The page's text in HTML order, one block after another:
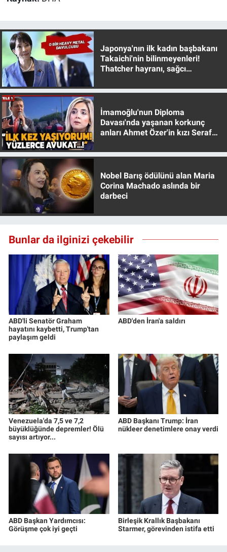
Japonya'nın ilk kadın başbakanı
Takaichi'nin bilinmeyenleri!
Thatcher hayranı, sağcı
İmamoğlu'nun Diploma
Davası'nda yaşanan korkunç
anları Ahmet Özer'in kızı Seraf
Nobel Barış ödülünü alan Maria
Corina Machado aslında bir
darbeci
Bunlar da ilginizi çekebilir
ABD'li Senatör Graham
hayatını kaybetti, Trump'tan
paylaşım geldi
ABD'den İran'a saldırı
Venezuela'da 7,5 ve 7,2
büyüklüğünde depremler! Ölü
sayısı artıyor...
ABD Başkanı Trump: İran
nükleer denetimlere onay verdi
ABD Başkan Yardımcısı:
Görüşme çok iyi geçti
Birleşik Krallık Başbakanı
Starmer, görevinden istifa etti